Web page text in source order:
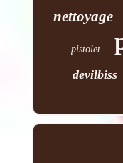
nettoyage
pistolet
devilbiss